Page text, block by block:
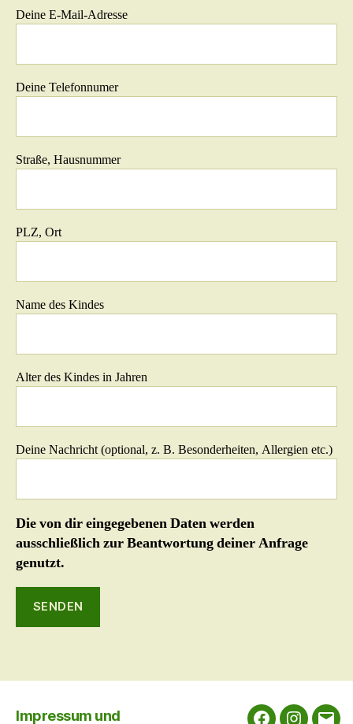
Deine E-Mail-Adresse
Deine Telefonnumer
Straße, Hausnummer
PLZ, Ort
Name des Kindes
Alter des Kindes in Jahren
Deine Nachricht (optional, z. B. Besonderheiten, Allergien etc.)
Die von dir eingegebenen Daten werden
ausschließlich zur Beantwortung deiner Anfrage
genutzt.
Impressum und